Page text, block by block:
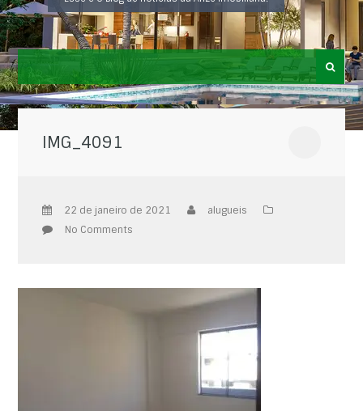
IMG_4091
22 de janeiro de 2021
alugueis
No Comments